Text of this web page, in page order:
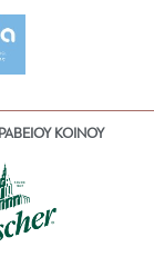
ΚΟΙΝΟΥ